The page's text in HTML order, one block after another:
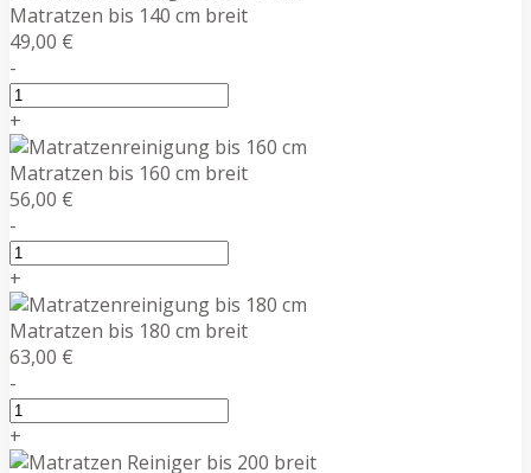
Matratzen bis 140 cm breit
49,00 €
-
+
Matratzen bis 160 cm breit
56,00 €
-
+
Matratzen bis 180 cm breit
63,00 €
-
+